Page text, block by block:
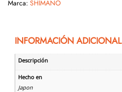
Marca: SHIMANO
INFORMACIÓN ADICIONAL
Descripción
Hecho en
Japon